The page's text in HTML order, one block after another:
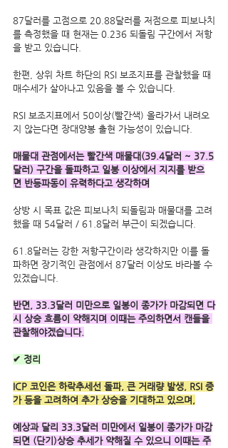
87달러를 고점으로 20.88달러를 저점으로 피보나치
를 측정했을 때 현재는 0.236 되돌림 구간에서 저항
을 받고 있습니다.
한편, 상위 차트 하단의 RSI 보조지표를 관찰했을 때
매수세가 살아나고 있음을 볼 수 있습니다.
RSI 보조지표에서 50이상(빨간색) 올라가서 내려오
지 않는다면 장대양봉 출현 가능성이 있습니다.
매물대 관점에서는 빨간색 매물대(39.4달러 ~ 37.5
달러) 구간을 돌파하고 일봉 이상에서 지지를 받으
면 반등파동이 유력하다고 생각하며
상방 시 목표 값은 피보나치 되돌림과 매물대를 고려
했을 때 54달러 / 61.8달러 부근이 되겠습니다.
61.8달러는 강한 저항구간이라 생각하지만 이를 돌
파하면 장기적인 관점에서 87달러 이상도 바라볼 수
있겠습니다.
반면, 33.3달러 미만으로 일봉이 종가가 마감되면 다
시 상승 흐름이 약해지며 이때는 주의하면서 캔들을
관찰해야겠습니다.
✔ 정리
ICP 코인은 하락추세선 돌파, 큰 거래량 발생, RSI 증
가 등을 고려하여 추가 상승을 기대하고 있으며,
예상과 달리 33.3달러 미만에서 일봉이 종가가 마감
되면 (단기)상승 추세가 약해질 수 있으니 이때는 주